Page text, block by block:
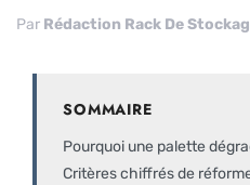
Par Rédaction Rack De
SOMMAIRE
Pourquoi une palette
Critères chiffrés de